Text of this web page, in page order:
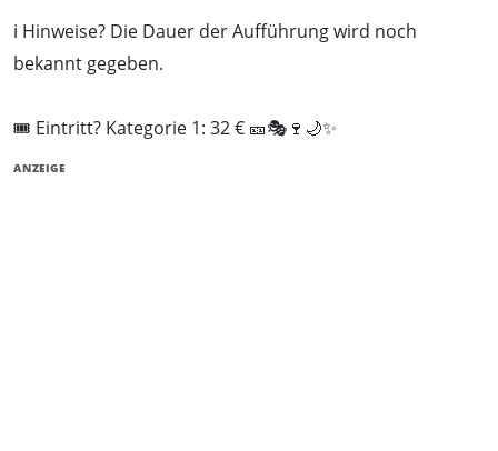
ℹ️ Hinweise? Die Dauer der Aufführung wird noch
bekannt gegeben.
🎟️ Eintritt? Kategorie 1: 32 € 🎫🎭🍷🌙✨
ANZEIGE